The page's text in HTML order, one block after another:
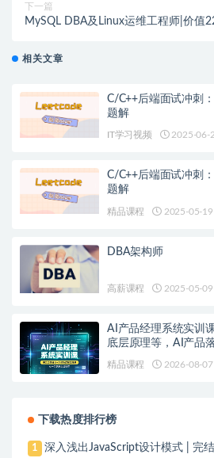
下一篇
MySQL DBA及Linux运维工程师|价值
相关文章
C/C++后端面试冲刺
题解
IT学习视频 2025-06-
C/C++后端面试冲刺
题解
精品课程 2025-05-19
DBA架构师
高薪课程 2025-05-09
AI产品经理系统实训
底层原理等，AI产品
精品课程 2026-08-07
下载热度排行榜
1 深入浅出JavaScript设计模式 | 完结